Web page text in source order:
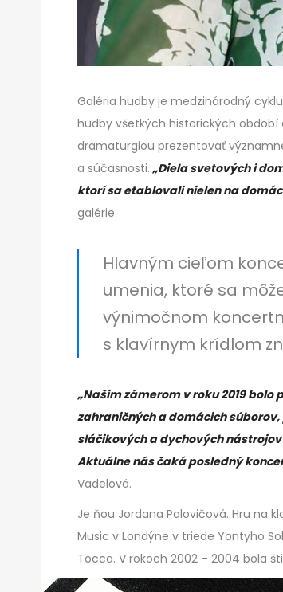
Galéria hudby je medzinárodný
hudby všetkých historických období
dramaturgiou prezentovať
a súčasnosti. „Diela svetových i
ktorí sa etablovali nielen na
galérie.
Hlavným cieľom
umenia, ktoré sa
výnimočnom
s klavírnym krídlom
„Našim zámerom v roku 2019
zahraničných a domácich
sláčikových a dychových nástrojov
Aktuálne nás čaká posledný
Vadelová.
Je ňou Jordana Palovičová. Hru na
Music v Londýne v triede Yontyho
Tocca. V rokoch 2002 – 2004 bola